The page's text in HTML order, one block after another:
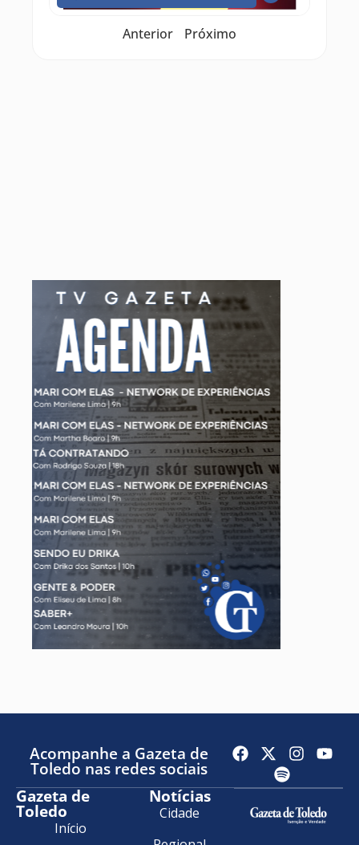
Anterior Próximo
Acompanhe a Gazeta de
Toledo nas redes sociais
Gazeta de
Toledo
Início
Notícias
Cidade